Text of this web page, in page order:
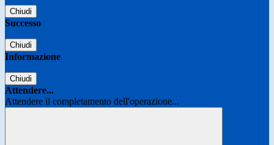
Chiudi
Successo
Chiudi
Informazione
Chiudi
Attendere...
Attendere il completamento dell'operazione...